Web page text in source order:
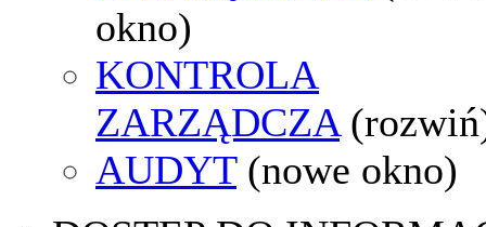
okno)
KONTROLA
ZARZĄDCZA
AUDYT (nowe okno)